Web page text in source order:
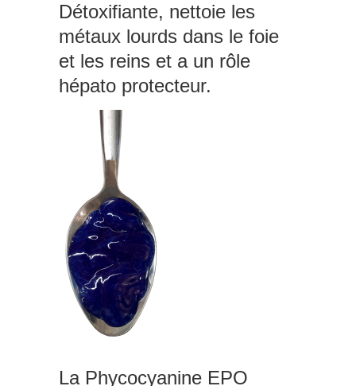
Détoxifiante, nettoie les
métaux lourds dans le foie
et les reins et a un rôle
hépato protecteur.
La Phycocyanine EPO